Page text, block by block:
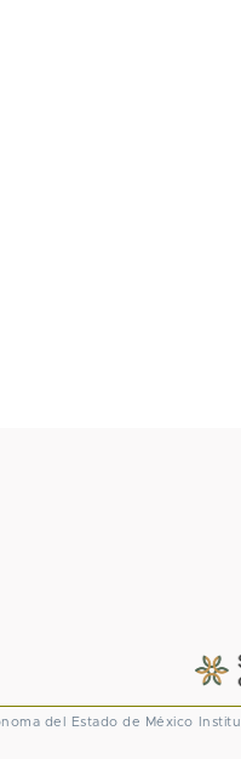
del Estado de México